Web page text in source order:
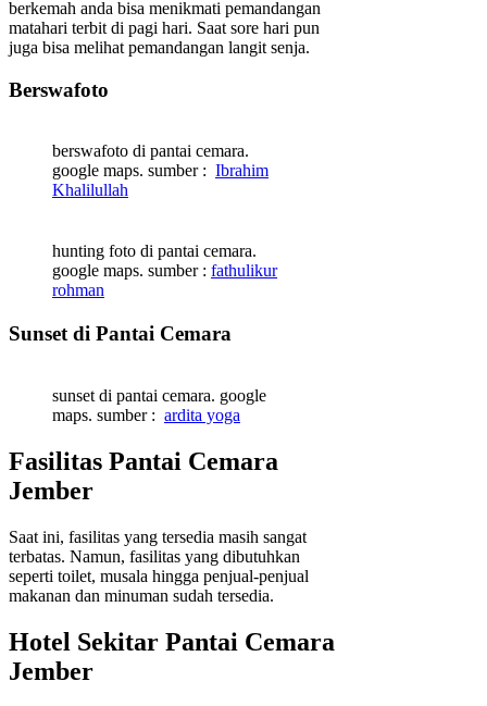
berkemah anda bisa menikmati pemandangan
matahari terbit di pagi hari. Saat sore hari pun
juga bisa melihat pemandangan langit senja.
Berswafoto
berswafoto di pantai cemara.
google maps. sumber : Ibrahim
Khalilullah
hunting foto di pantai cemara.
google maps. sumber : fathulikur
rohman
Sunset di Pantai Cemara
sunset di pantai cemara. google
maps. sumber : ardita yoga
Fasilitas Pantai Cemara
Jember
Saat ini, fasilitas yang tersedia masih sangat
terbatas. Namun, fasilitas yang dibutuhkan
seperti toilet, musala hingga penjual-penjual
makanan dan minuman sudah tersedia.
Hotel Sekitar Pantai Cemara
Jember